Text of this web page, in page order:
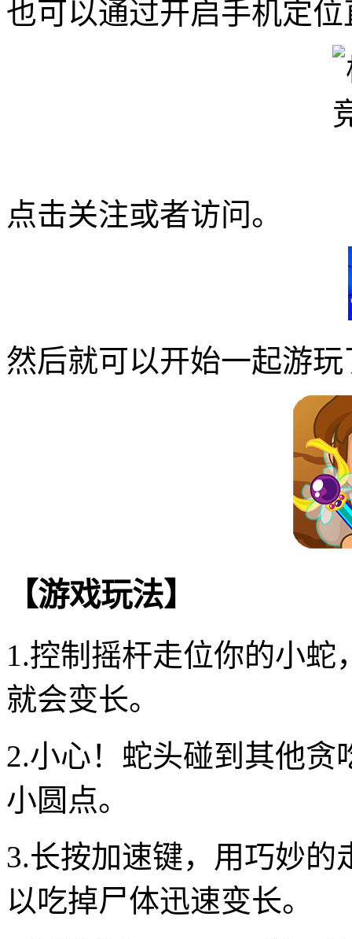
也可以通过开启手机定
点击关注或者访问。
然后就可以开始一起游玩
【游戏玩法】
1.控制摇杆走位你的小
就会变长。
2.小心！蛇头碰到其他
小圆点。
3.长按加速键，用巧妙
以吃掉尸体迅速变长。